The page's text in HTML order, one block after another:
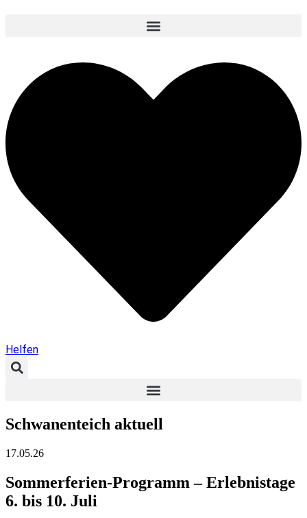
Helfen
Schwanenteich aktuell
17.05.26
Sommerferien-Programm – Erlebnistage
6. bis 10. Juli